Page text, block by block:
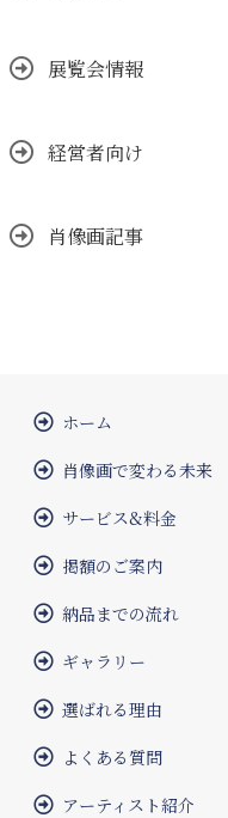
展覧会情報
経営者向け
肖像画記事
ホーム
肖像画で変わる未来
サービス&料金
掲額のご案内
納品までの流れ
ギャラリー
選ばれる理由
よくある質問
アーティスト紹介